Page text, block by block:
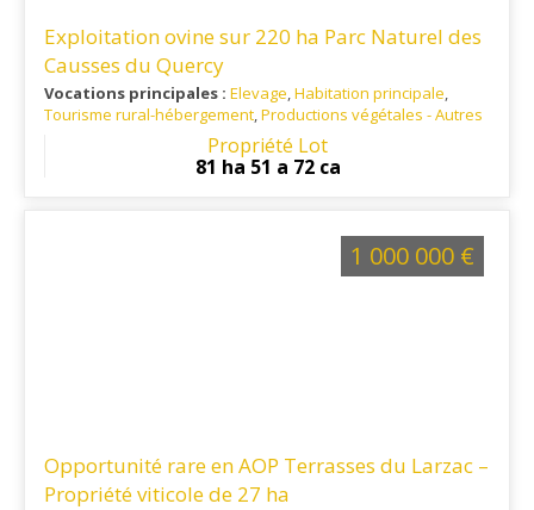
Exploitation ovine sur 220 ha Parc Naturel des
Causses du Quercy
Vocations principales : Elevage,Habitation principale,
Tourisme rural-hébergement,Productions végétales - Autres
: Parc Naturel des causses du Quercy et
Propriété Lot
81 ha 51 a 72 ca
Opportunité rare en AOP Terrasses du Larzac –
Propriété viticole de 27 ha
1 000 000 €